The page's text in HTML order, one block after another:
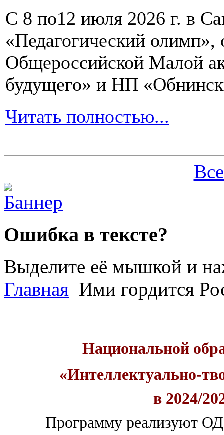
С 8 по12 июля 2026 г. в
«Педагогический олимп»,
Общероссийской Малой
будущего» и НП
Читать полностью...
Ошибка в тексте?
Выделите её мышкой и
Главная Ими гордится
Национальной
«Интеллектуально-
в 2024/
Программу реализуют